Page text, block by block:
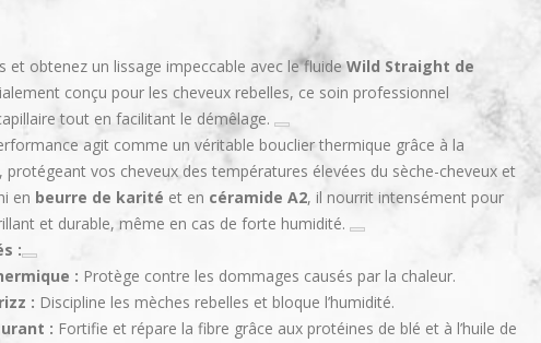
et obtenez un lissage impeccable avec le fluideWild Straight de
conçu pour les cheveux rebelles, ce soin professionnel
tout en facilitant le démêlage.
agit comme un véritable bouclier thermique grâce à la
, protégeant vos cheveux des températures élevées du sèche-cheveux et
en beurre de karité et en céramide A2, il nourrit intensément pour
et durable, même en cas de forte humidité.
:
: Protège contre les dommages causés par la chaleur.
: Discipline les mèches rebelles et bloque l’humidité.
: Fortifie et répare la fibre grâce aux protéines de blé et à l’huile de